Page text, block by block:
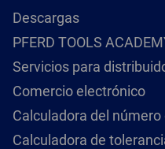
Descargas
PFERD TOOLS
Servicios para
Comercio electrónico
Calculadora del
Calculadora de